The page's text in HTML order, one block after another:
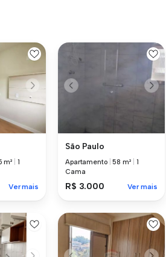
m²
1
Ver mais
São Paulo
Apartamento |58 m²
1
Cama
R$ 3.000 Ver mais